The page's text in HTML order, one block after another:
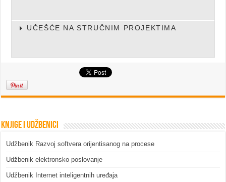
UČEŠĆE NA STRUČNIM PROJEKTIMA
Knjige i udžbenici
Udžbenik Razvoj softvera orijentisanog na procese
Udžbenik elektronsko poslovanje
Udžbenik Internet inteligentnih uređaja